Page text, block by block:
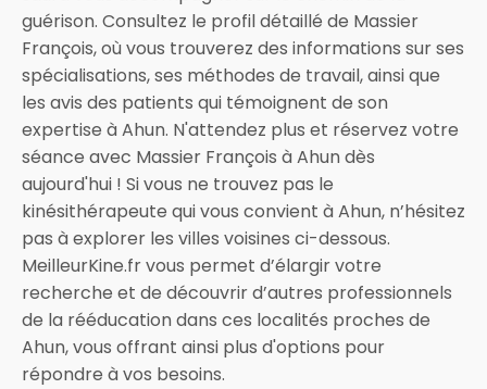
guérison. Consultez le profil détaillé de Massier
François, où vous trouverez des informations sur ses
spécialisations, ses méthodes de travail, ainsi que
les avis des patients qui témoignent de son
expertise à Ahun. N'attendez plus et réservez votre
séance avec Massier François à Ahun dès
aujourd'hui ! Si vous ne trouvez pas le
kinésithérapeute qui vous convient à Ahun, n’hésitez
pas à explorer les villes voisines ci-dessous.
MeilleurKine.fr vous permet d’élargir votre
recherche et de découvrir d’autres professionnels
de la rééducation dans ces localités proches de
Ahun, vous offrant ainsi plus d'options pour
répondre à vos besoins.